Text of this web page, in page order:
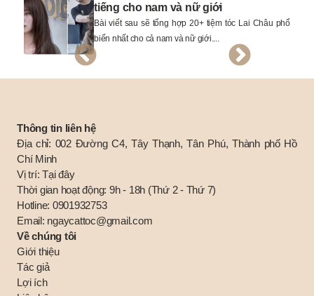
tiếng cho nam và nữ giới
Bài viết sau sẽ tổng hợp 20+ tiệm tóc Lai Châu phổ
biến nhất cho cả nam và nữ giới....
Thông tin liên hệ
Địa chỉ: 002 Đường C4, Tây Thạnh, Tân Phú, Thành phố Hồ
Chí Minh
Vị trí:Tại đây
Thời gian hoạt động: 9h - 18h (Thứ 2 - Thứ 7)
Hotline: 0901932753
Email: ngaycattoc@gmail.com
Về chúng tôi
Giới thiệu
Tác giả
Lợi ích